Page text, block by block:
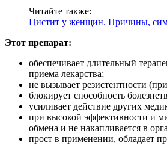
Читайте также:
Цистит у женщин. Причины,
Этот препарат:
обеспечивает длительный
приема лекарства;
не вызывает резистентности
блокирует способность
усиливает действие других
при высокой эффективности и
обмена и не накапливается в
прост в применении, обладает